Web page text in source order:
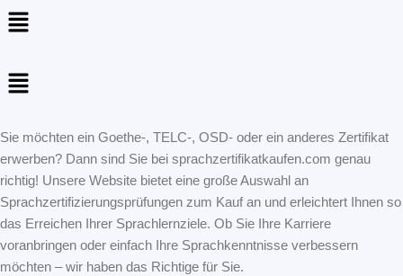
Menu
Menu
Sie möchten ein Goethe-, TELC-, OSD- oder ein anderes Zertifikat
erwerben? Dann sind Sie bei sprachzertifikatkaufen.com genau
richtig! Unsere Website bietet eine große Auswahl an
Sprachzertifizierungsprüfungen zum Kauf an und erleichtert Ihnen so
das Erreichen Ihrer Sprachlernziele. Ob Sie Ihre Karriere
voranbringen oder einfach Ihre Sprachkenntnisse verbessern
möchten – wir haben das Richtige für Sie.